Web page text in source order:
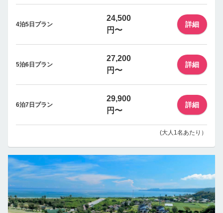
4泊5日プラン
24,500
円〜
詳細
5泊6日プラン
27,200
円〜
詳細
6泊7日プラン
29,900
円〜
詳細
(大人1名あたり）